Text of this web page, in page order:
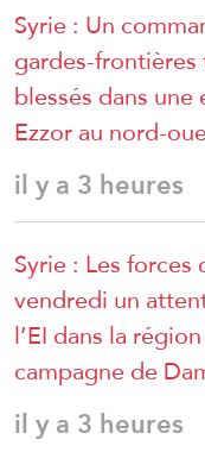
Syrie : Un
gardes-
blessés dans
Ezzor au nord-
il y a 3 heures
Syrie : Les
vendredi un
l’EI dans la
campagne de
il y a 3 heures